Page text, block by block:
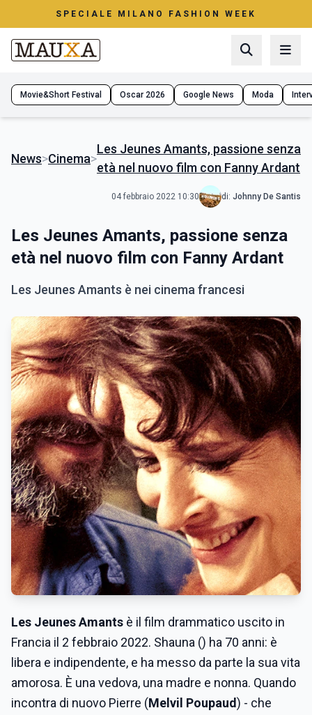
SPECIALE MILANO FASHION WEEK
Movie&Short Festival Oscar 2026 Google News Moda
News>Cinema>
Les Jeunes Amants, passione senza
età nel nuovo film con Fanny Ardant
04 febbraio 2022 10:30 di: Johnny De Santis
Les Jeunes Amants, passione senza
età nel nuovo film con Fanny Ardant
Les Jeunes Amants è nei cinema francesi
Les Jeunes Amants è il film drammatico uscito in
Francia il 2 febbraio 2022. Shauna () ha 70 anni: è
libera e indipendente, e ha messo da parte la sua vita
amorosa. È una vedova, una madre e nonna. Quando
incontra di nuovo Pierre (Melvil Poupaud) - che